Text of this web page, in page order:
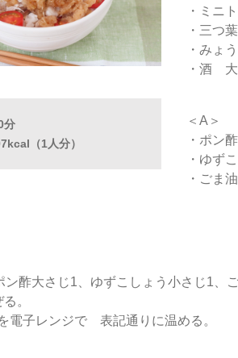
分
（1人分）
・ミニ
・三つ
・みょ
・酒
＜A＞
・ポン
・ゆず
・ごま
ン酢大さじ1、ゆずこしょう小さじ1、
。
電子レンジで 表記通りに温める。